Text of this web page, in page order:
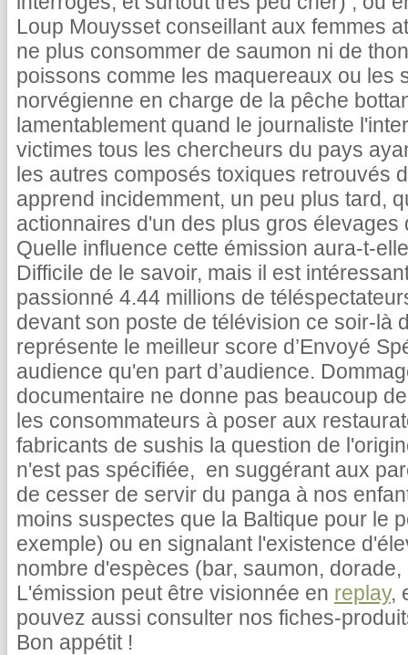
Loup Mouysset conseillant aux femmes
ne plus consommer de saumon ni de
poissons comme les maquereaux ou les
norvégienne en charge de la pêche
lamentablement quand le journaliste
victimes tous les chercheurs du pays
les autres composés toxiques retrouvés
apprend incidemment, un peu plus tard,
actionnaires d'un des plus gros élevages
Quelle influence cette émission aura-t-
Difficile de le savoir, mais il est
passionné 4.44 millions de
devant son poste de télévision ce soir-là
représente le meilleur score d’Envoyé
audience qu'en part d’audience.
documentaire ne donne pas beaucoup
les consommateurs à poser aux
fabricants de sushis la question de
n'est pas spécifiée, en suggérant aux
de cesser de servir du panga à nos
moins suspectes que la Baltique pour le
exemple) ou en signalant l'existence
nombre d'espèces (bar, saumon,
L'émission peut être visionnée en replay,
pouvez aussi consulter nos fiches-
Bon appétit !